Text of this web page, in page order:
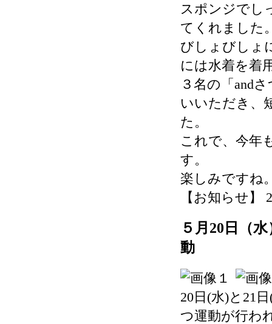
スポンジでし
てくれました
びしょびしょ
には水着を着
３名の「and
いいただき、
た。
これで、今年
す。
楽しみですね
【お知らせ】
５月20日（
動
20日(水)と21
つ運動が行わ